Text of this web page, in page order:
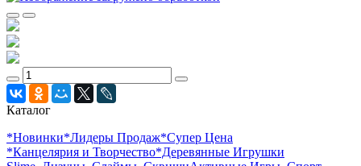
Каталог
*Новинки*Лидеры Продаж*Супер Цена
*Канцелярия и Творчество*Деревянные Игрушки